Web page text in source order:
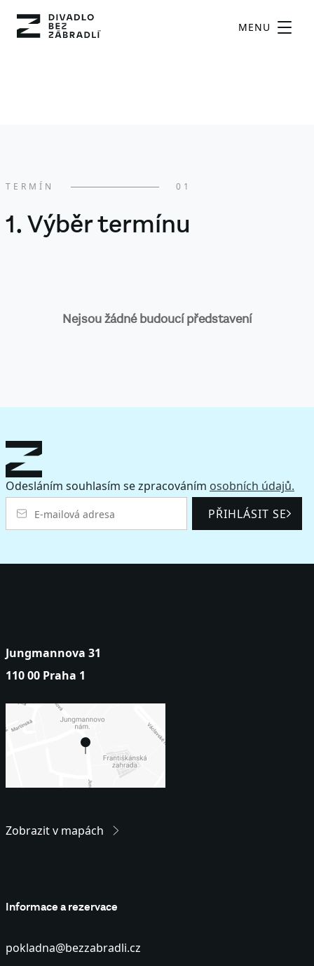
MENU
1. Výběr termínu
TERMÍN 01
Nejsou žádné budoucí představení
Odesláním souhlasím se zpracováním osobních údajů.
Jungmannova 31
110 00 Praha 1
Zobrazit v mapách
Informace a rezervace
pokladna@bezzabradli.cz